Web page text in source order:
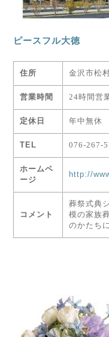
ピースフル大徳
住所 金沢市松
営業時間 24時間営
定休日 年中無休
TEL 076-267-
ホームペ
ージ
http://
コメント
葬祭式典
模の家族
のかたち